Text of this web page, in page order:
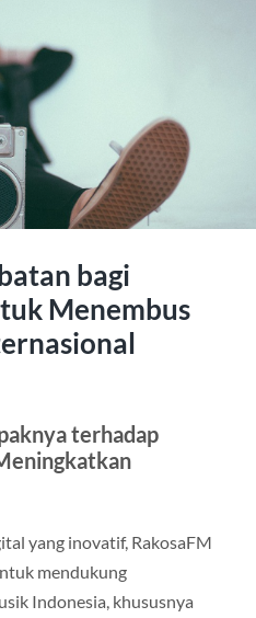
bagi
Menembus
terhadap
yang inovatif, RakosaFM
mendukung
Indonesia, khususnya